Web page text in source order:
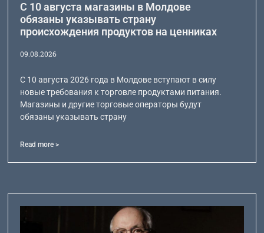
С 10 августа магазины в Молдове
обязаны указывать страну
происхождения продуктов на ценниках
09.08.2026
С 10 августа 2026 года в Молдове вступают в силу
новые требования к торговле продуктами питания.
Магазины и другие торговые операторы будут
обязаны указывать страну
Read more >